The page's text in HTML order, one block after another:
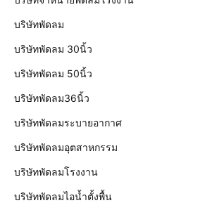
บริษัทพัดลม
บริษัทพัดลม 30นิ้ว
บริษัทพัดลม 50นิ้ว
บริษัทพัดลม36นิ้ว
บริษัทพัดลมระบายอากาศ
บริษัทพัดลมอุตสาหกรรม
บริษัทพัดลมโรงงาน
บริษัทพัดลมไอน้ำตั้งพื้น